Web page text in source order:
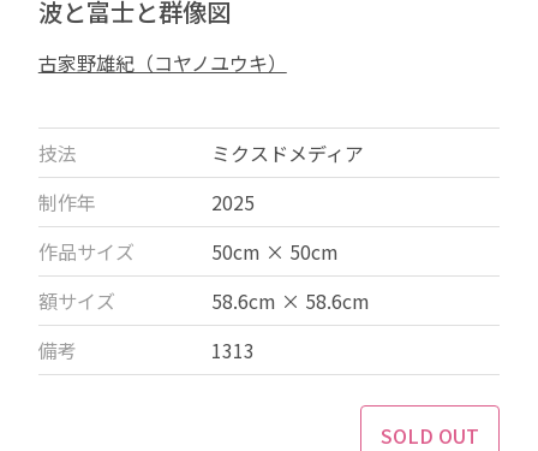
波と富士と群像図
古家野雄紀（コヤノユウキ）
技法
ミクスドメディア
制作年
2025
作品サイズ
50cm × 50cm
額サイズ
58.6cm × 58.6cm
備考
1313
SOLD OUT